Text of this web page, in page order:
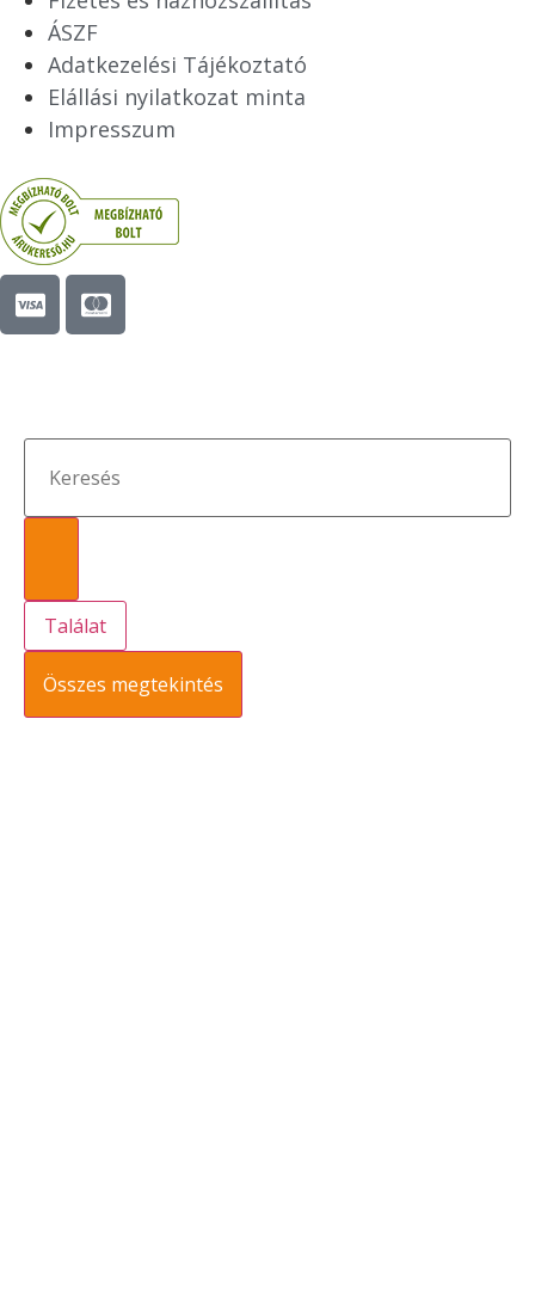
ÁSZF
Adatkezelési Tájékoztató
Elállási nyilatkozat minta
Impresszum
Találat
Összes megtekintés